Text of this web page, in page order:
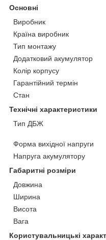
Основні
Виробник
Країна виробник
Тип монтажу
Додатковий акумулятор
Колір корпусу
Гарантійний термін
Стан
Технічні характеристики
Тип ДБЖ
Форма вихідної напруги
Напруга акумулятору
Габаритні розміри
Довжина
Ширина
Висота
Вага
Користувальницькі